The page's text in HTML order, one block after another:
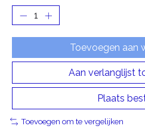
Toevoegen aan
Aan verlanglijst
Plaats
Toevoegen om te vergelijken